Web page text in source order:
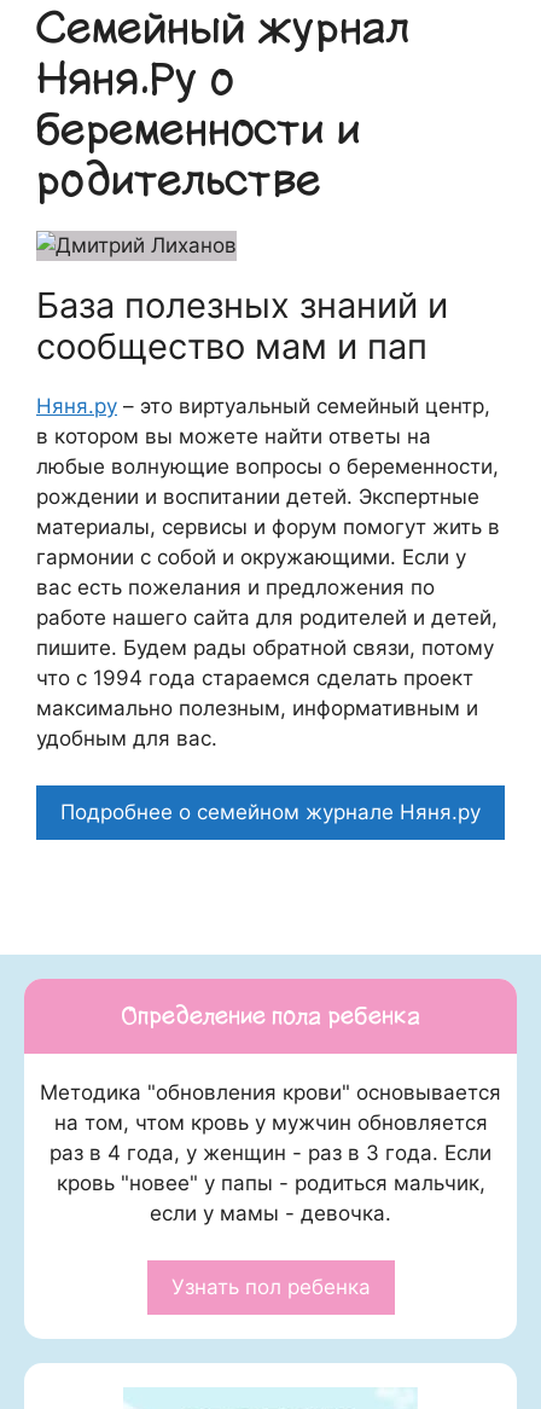
Семейный журнал
Няня.Ру о
беременности и
родительстве
База полезных знаний и
сообщество мам и пап
Няня.ру – это виртуальный семейный центр,
в котором вы можете найти ответы на
любые волнующие вопросы о беременности,
рождении и воспитании детей. Экспертные
материалы, сервисы и форум помогут жить в
гармонии с собой и окружающими. Если у
вас есть пожелания и предложения по
работе нашего сайта для родителей и детей,
пишите. Будем рады обратной связи, потому
что c 1994 года стараемся сделать проект
максимально полезным, информативным и
удобным для вас.
Подробнее о семейном журнале Няня.ру
Определение пола ребенка
Методика "обновления крови" основывается
на том, чтом кровь у мужчин обновляется
раз в 4 года, у женщин - раз в 3 года. Если
кровь "новее" у папы - родиться мальчик,
если у мамы - девочка.
Узнать пол ребенка